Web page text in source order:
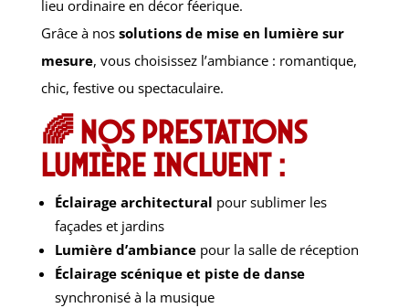
lieu ordinaire en décor féerique.
Grâce à nos solutions de mise en lumière sur
mesure, vous choisissez l’ambiance : romantique,
chic, festive ou spectaculaire.
🌈 Nos prestations
lumière incluent :
Éclairage architectural pour sublimer les
façades et jardins
Lumière d’ambiancepour la salle de réception
Éclairage scénique et piste de danse
synchronisé à la musique